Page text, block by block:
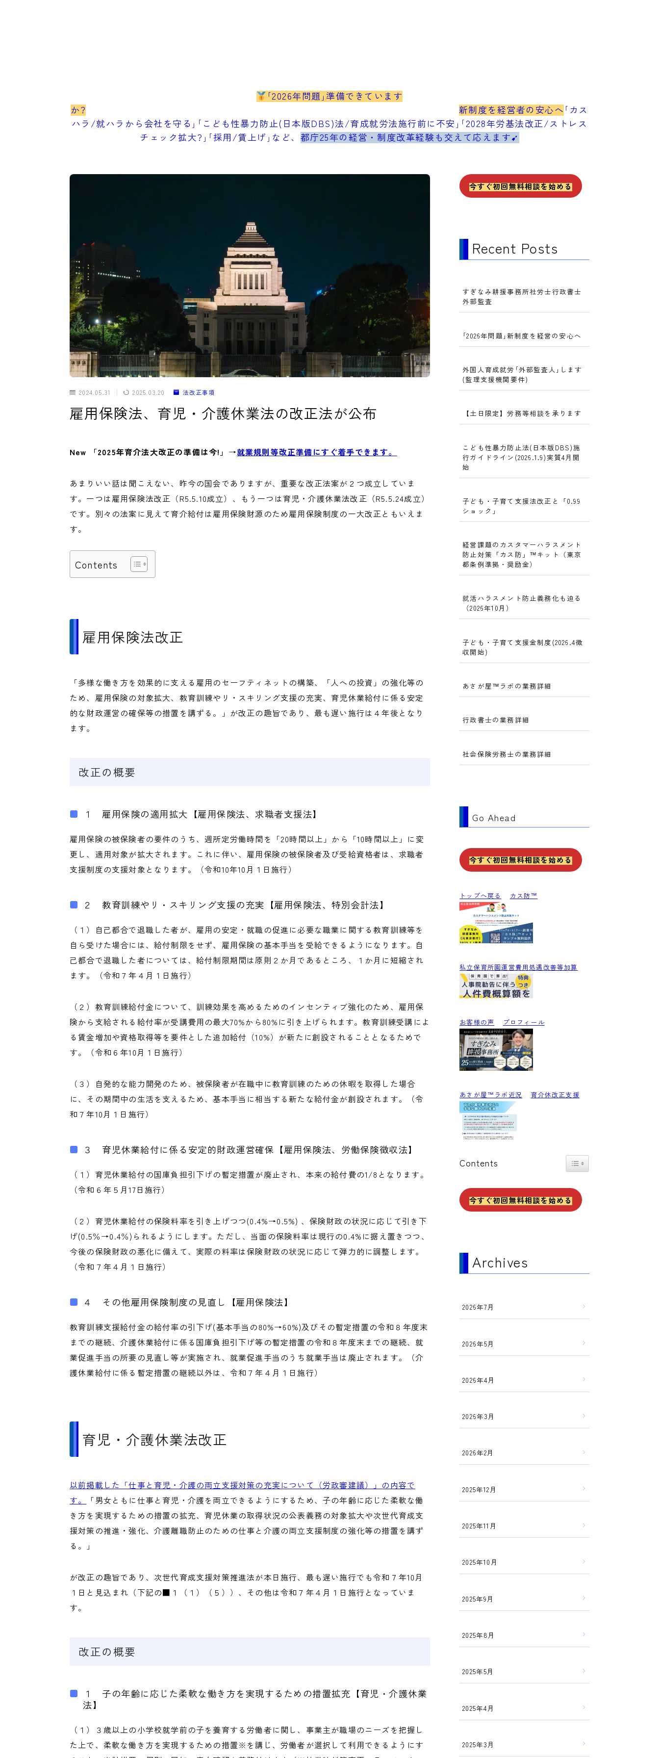
｢2026年問題｣準備できています
か?
新制度を経営者の安心へ ｢カス
ハラ/就ハラから会社を守る｣｢こども性暴力防止(日本版DBS)法/育成就労法施行前に不安｣｢2028年労基法改正/ストレス
チェック拡大?｣｢採用/賃上げ｣など、 都庁25年の経営・制度改革経験も交えて応えます➹
2024.05.31 2025.03.20 法改正事項
雇用保険法、育児・介護休業法の改正法が公布
New 「2025年育介法大改正の準備は今!」 →就業規則等改正準備にすぐ着手できます。
あまりいい話は聞こえない、昨今の国会でありますが、重要な改正法案が２つ成立していま
す。一つは雇用保険法改正（R5.5.10成立）、もう一つは育児・介護休業法改正（R5.5.24成立）
です。別々の法案に見えて育介給付は雇用保険財源のため雇用保険制度の一大改正ともいえま
す。
Contents
雇用保険法改正
「多様な働き方を効果的に支える雇用のセーフティネットの構築、「人への投資」の強化等の
ため、雇用保険の対象拡大、教育訓練やリ・スキリング支援の充実、育児休業給付に係る安定
的な財政運営の確保等の措置を講ずる。」が改正の趣旨であり、最も遅い施行は４年後となり
ます。
改正の概要
１ 雇用保険の適用拡大【雇用保険法、求職者支援法】
雇用保険の被保険者の要件のうち、週所定労働時間を「20時間以上」から「10時間以上」に変
更し、適用対象が拡大されます。これに伴い、雇用保険の被保険者及び受給資格者は、求職者
支援制度の支援対象となります。（令和10年10月１日施行）
２ 教育訓練やリ・スキリング支援の充実【雇用保険法、特別会計法】
（１）自己都合で退職した者が、雇用の安定・就職の促進に必要な職業に関する教育訓練等を
自ら受けた場合には、給付制限をせず、雇用保険の基本手当を受給できるようになります。自
己都合で退職した者については、給付制限期間は原則２か月であるところ、１か月に短縮され
ます。（令和７年４月１日施行）
（２）教育訓練給付金について、訓練効果を高めるためのインセンティブ強化のため、雇用保
険から支給される給付率が受講費用の最大70%から80%に引き上げられます。教育訓練受講によ
る賃金増加や資格取得等を要件とした追加給付（10%）が新たに創設されることとなるためで
す。（令和６年10月１日施行）
（３）自発的な能力開発のため、被保険者が在職中に教育訓練のための休暇を取得した場合
に、その期間中の生活を支えるため、基本手当に相当する新たな給付金が創設されます。（令
和７年10月１日施行）
３ 育児休業給付に係る安定的財政運営確保【雇用保険法、労働保険徴収法】
（１）育児休業給付の国庫負担引下げの暫定措置が廃止され、本来の給付費の1/8となります。
（令和６年５月17日施行）
（２）育児休業給付の保険料率を引き上げつつ(0.4%→0.5%) 、保険財政の状況に応じて引き下
げ(0.5％→0.4％)られるようにします。ただし、当面の保険料率は現行の0.4%に据え置きつつ、
今後の保険財政の悪化に備えて、実際の料率は保険財政の状況に応じて弾力的に調整します。
（令和７年４月１日施行）
４ その他雇用保険制度の見直し【雇用保険法】
教育訓練支援給付金の給付率の引下げ(基本手当の80%→60%)及びその暫定措置の令和８年度末
までの継続、介護休業給付に係る国庫負担引下げ等の暫定措置の令和８年度末までの継続、就
業促進手当の所要の見直し等が実施され、就業促進手当のうち就業手当は廃止されます。（介
護休業給付に係る暫定措置の継続以外は、令和７年４月１日施行）
育児・介護休業法改正
以前掲載した「仕事と育児・介護の両立支援対策の充実について（労政審建議）」の内容で
す。
「男女ともに仕事と育児・介護を両立できるようにするため、子の年齢に応じた柔軟な働
き方を実現するための措置の拡充、育児休業の取得状況の公表義務の対象拡大や次世代育成支
援対策の推進・強化、介護離職防止のための仕事と介護の両立支援制度の強化等の措置を講ず
る。」
が改正の趣旨であり、次世代育成支援対策推進法が本日施行、最も遅い施行でも令和７年10月
１日と見込まれ（下記の■１（１）（５））、その他は令和７年４月１日施行となっていま
す。
改正の概要
１ 子の年齢に応じた柔軟な働き方を実現するための措置拡充【育児・介護休業
法】
（１）３歳以上の小学校就学前の子を養育する労働者に関し、事業主が職場のニーズを把握し
た上で、柔軟な働き方を実現するための措置※を講じ、労働者が選択して利用できるようにす
今すぐ初回無料相談を始める
Recent Posts
すぎなみ耕援事務所社労士行政書士
外部監査
｢2026年問題｣新制度を経営の安心へ
外国人育成就労｢外部監査人｣します
(監理支援機関要件)
【土日限定】労務等相談を承ります
こども性暴力防止法(日本版DBS)施
行ガイドライン(2026.1.9)実質4月開
始
子ども・子育て支援法改正と「0.99
ショック」
経営課題のカスタマーハラスメント
防止対策「カス防」™キット（東京
都条例準拠・奨励金）
就活ハラスメント防止義務化も迫る
（2026年10月）
子ども・子育て支援金制度(2026.4徴
収開始)
あさが屋™ラボの業務詳細
行政書士の業務詳細
社会保険労務士の業務詳細
Go Ahead
今すぐ初回無料相談を始める
トップへ戻る カス防™
私立保育所園運営費用処遇改善等加算
お客様の声 プロフィール
あさが屋™ラボ近況 育介休改正支援
Contents Toggle Table of Content
今すぐ初回無料相談を始める
Archives
2026年7月
2026年5月
2026年4月
2026年3月
2026年2月
2025年12月
2025年11月
2025年10月
2025年9月
2025年8月
2025年5月
2025年4月
2025年3月